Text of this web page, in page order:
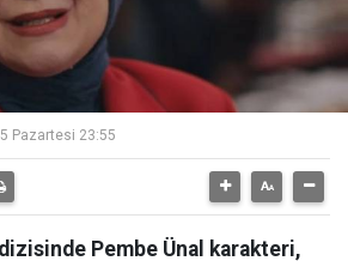
Pazartesi 23:55
Pembe Ünal karakteri,